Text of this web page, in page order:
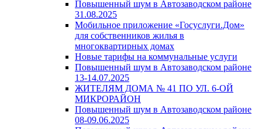
Повышенный шум в Автозаводском районе
31.08.2025
Мобильное приложение «Госуслуги.Дом»
для собственников жилья в
многоквартирных домах
Новые тарифы на коммунальные услуги
Повышенный шум в Автозаводском районе
13-14.07.2025
ЖИТЕЛЯМ ДОМА № 41 ПО УЛ. 6-ОЙ
МИКРОРАЙОН
Повышенный шум в Автозаводском районе
08-09.06.2025